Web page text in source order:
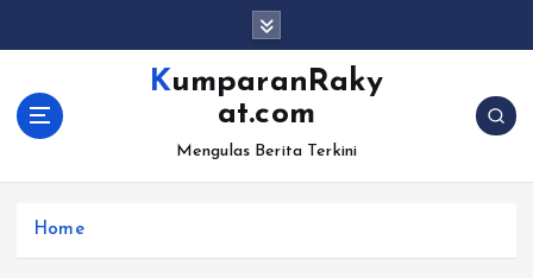
KumparanRaky
at.com
Mengulas Berita Terkini
Home